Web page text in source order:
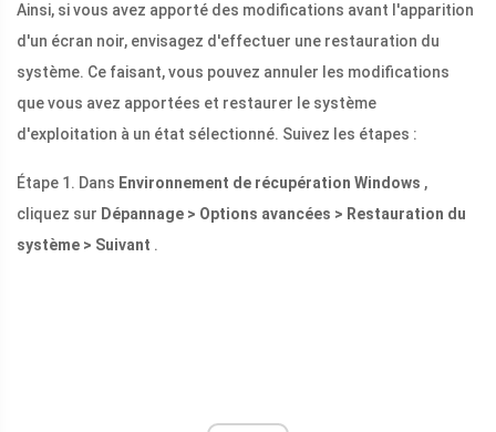
Ainsi, si vous avez apporté des modifications avant l'apparition
d'un écran noir, envisagez d'effectuer une restauration du
système. Ce faisant, vous pouvez annuler les modifications
que vous avez apportées et restaurer le système
d'exploitation à un état sélectionné. Suivez les étapes :
Étape 1. Dans Environnement de récupération Windows ,
cliquez sur Dépannage > Options avancées > Restauration du
système > Suivant .